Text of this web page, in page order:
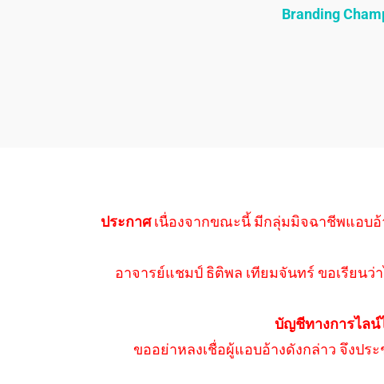
Branding
ประกาศเนื่องจากขณะนี้ มีกลุ่มมิจฉาชีพแอบอ้
อาจารย์แชมป์ ธิติพล เทียมจันทร์ ขอเรียนว่
บัญชีทางการไลน์
ขออย่าหลงเชื่อผู้แอบอ้างดังกล่าว จึงป